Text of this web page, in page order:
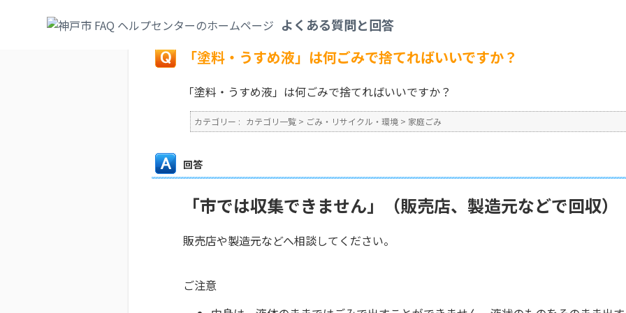
よくある質問と回答
戻る
「塗料・うすめ液」は何ごみで捨てればいいですか？
「塗料・うすめ液」は何ごみで捨てればいいですか？
カテゴリー : カテゴリ一覧 > ごみ・リサイクル・環境 > 家庭ごみ
回答
「市では収集できません」（販売店、製造元などで回収）
販売店や製造元などへ相談してください。
ご注意